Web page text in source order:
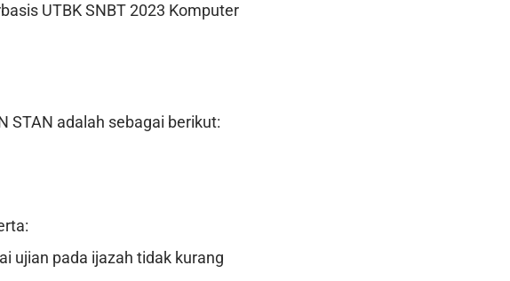
UTBK SNBT 2023 Komputer
STAN adalah sebagai berikut:
ujian pada ijazah tidak kurang